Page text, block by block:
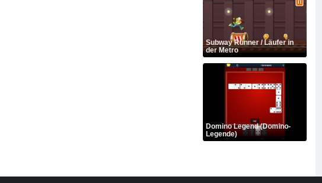
Subway Runner / Läufer in
der Metro
Domino Legend (Domino-
Legende)